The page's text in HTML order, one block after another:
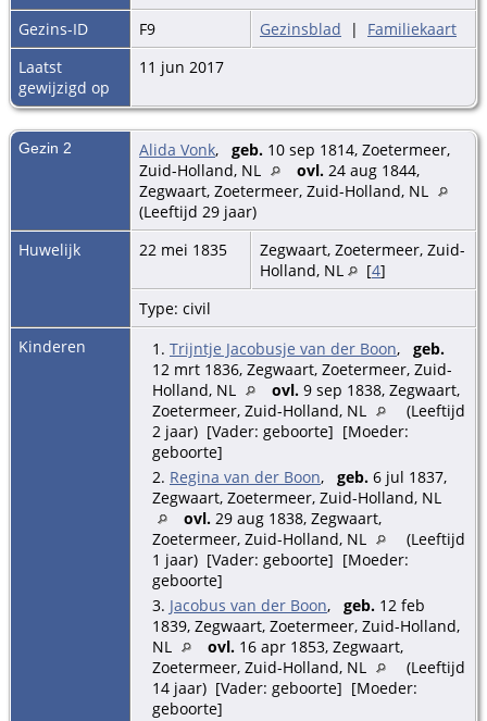
Gezins-ID
F9 Gezinsblad | Familiekaart
Laatst
gewijzigd op
11 jun 2017
Gezin 2 Alida Vonk, geb. 10 sep 1814, Zoetermeer,
Zuid-Holland, NL
ovl. 24 aug 1844,
Zegwaart, Zoetermeer, Zuid-Holland, NL
(Leeftijd 29 jaar)
Huwelijk
22 mei 1835
Zegwaart, Zoetermeer, Zuid-
Holland, NL
[4]
Type: civil
Kinderen
1. Trijntje Jacobusje van der Boon, geb.
12 mrt 1836, Zegwaart, Zoetermeer, Zuid-
Holland, NL
ovl. 9 sep 1838, Zegwaart,
Zoetermeer, Zuid-Holland, NL
(Leeftijd
2 jaar) [Vader: geboorte] [Moeder:
geboorte]
2. Regina van der Boon, geb. 6 jul 1837,
Zegwaart, Zoetermeer, Zuid-Holland, NL
ovl. 29 aug 1838, Zegwaart,
Zoetermeer, Zuid-Holland, NL
(Leeftijd
1 jaar) [Vader: geboorte] [Moeder:
geboorte]
3. Jacobus van der Boon, geb. 12 feb
1839, Zegwaart, Zoetermeer, Zuid-Holland,
NL
ovl. 16 apr 1853, Zegwaart,
Zoetermeer, Zuid-Holland, NL
(Leeftijd
14 jaar) [Vader: geboorte] [Moeder:
geboorte]